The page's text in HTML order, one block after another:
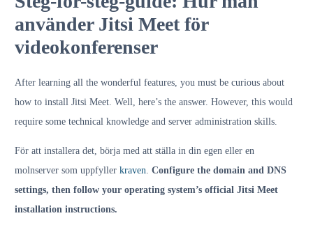
använder Jitsi Meet för
videokonferenser
After learning all the wonderful features, you must be curious about
how to install Jitsi Meet. Well, here’s the answer. However, this would
require some technical knowledge and server administration skills.
För att installera det, börja med att ställa in din egen eller en
molnserver som uppfyller kraven. Configure the domain and DNS
settings, then follow your operating system’s official Jitsi Meet
installation instructions.